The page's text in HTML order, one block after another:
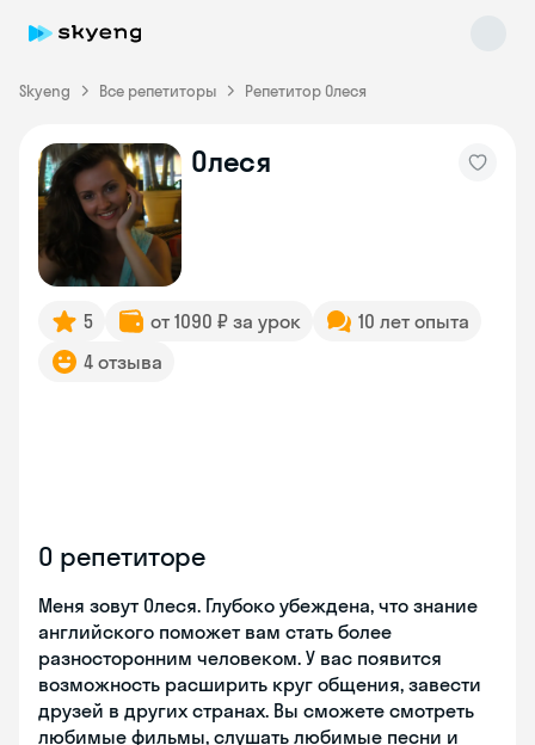
Skyeng Все репетиторы Репетитор Олеся
Олеся
5 от 1090 ₽ за урок
10 лет опыта
4 отзыва
О репетиторе
Меня зовут Олеся. Глубоко убеждена, что знание
английского поможет вам стать более
разносторонним человеком. У вас появится
возможность расширить круг общения, завести
друзей в других странах. Вы сможете смотреть
любимые фильмы, слушать любимые песни и
Skyeng Chat
online